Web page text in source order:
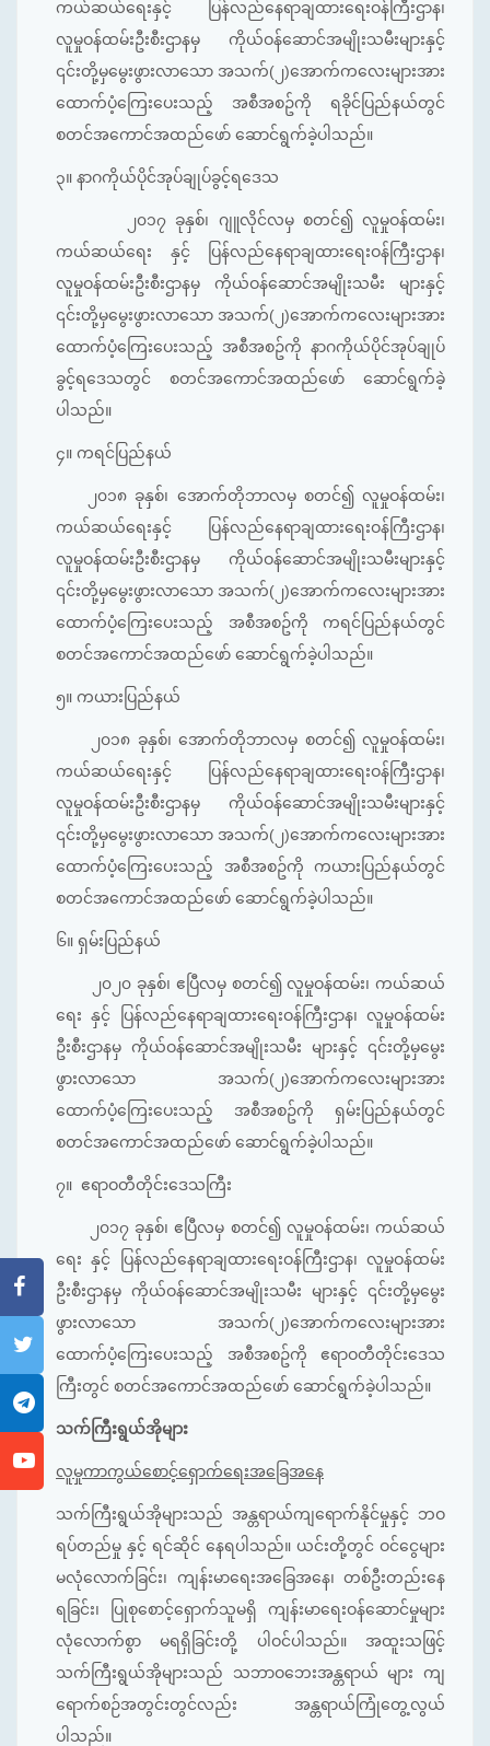
ကယ်ဆယ်ရေးနှင့် ပြန်လည်နေရာချထား‌ရေးဝန်ကြီးဌာန၊
လူမှုဝန်ထမ်းဦးစီးဌာနမှ ကိုယ်ဝန်ဆောင်အမျိုးသမီးများနှင့်
၎င်းတို့မှမွေးဖွားလာသော အသက်(၂)အောက်ကလေးများအား
ထောက်ပံ့ကြေးပေးသည့် အစီအစဥ်ကို ရခိုင်ပြည်နယ်တွင်
စတင်အကောင်အထည်ဖော် ဆောင်ရွက်ခဲ့ပါသည်။
၃။ နာဂကိုယ်ပိုင်အုပ်ချုပ်ခွင့်ရဒေသ
၂၀၁၇ ခုနှစ်၊ ဂျူလိုင်လမှ စတင်၍ လူမှုဝန်ထမ်း၊
ကယ်ဆယ်ရေး နှင့် ပြန်လည်နေရာချထား‌ရေးဝန်ကြီးဌာန၊
လူမှုဝန်ထမ်းဦးစီးဌာနမှ ကိုယ်ဝန်ဆောင်အမျိုးသမီး များနှင့်
၎င်းတို့မှမွေးဖွားလာသော အသက်(၂)အောက်ကလေးများအား
ထောက်ပံ့ကြေးပေးသည့် အစီအစဥ်ကို နာဂကိုယ်ပိုင်အုပ်ချုပ်
ခွင့်ရဒေသတွင် စတင်အကောင်အထည်ဖော် ဆောင်ရွက်ခဲ့
ပါသည်။
၄။ ကရင်ပြည်နယ်
၂၀၁၈ ခုနှစ်၊ အောက်တိုဘာလမှ စတင်၍ လူမှုဝန်ထမ်း၊
ကယ်ဆယ်ရေးနှင့် ပြန်လည်နေရာချထား‌ရေးဝန်ကြီးဌာန၊
လူမှုဝန်ထမ်းဦးစီးဌာနမှ ကိုယ်ဝန်ဆောင်အမျိုးသမီးများနှင့်
၎င်းတို့မှမွေးဖွားလာသော အသက်(၂)အောက်ကလေးများအား
ထောက်ပံ့ကြေးပေးသည့် အစီအစဥ်ကို ကရင်ပြည်နယ်တွင်
စတင်အကောင်အထည်ဖော် ဆောင်ရွက်ခဲ့ပါသည်။
၅။ ကယားပြည်နယ်
၂၀၁၈ ခုနှစ်၊ အောက်တိုဘာလမှ စတင်၍ လူမှုဝန်ထမ်း၊
ကယ်ဆယ်ရေးနှင့် ပြန်လည်နေရာချထား‌ရေးဝန်ကြီးဌာန၊
လူမှုဝန်ထမ်းဦးစီးဌာနမှ ကိုယ်ဝန်ဆောင်အမျိုးသမီးများနှင့်
၎င်းတို့မှမွေးဖွားလာသော အသက်(၂)အောက်ကလေးများအား
ထောက်ပံ့ကြေးပေးသည့် အစီအစဥ်ကို ကယားပြည်နယ်တွင်
စတင်အကောင်အထည်ဖော် ဆောင်ရွက်ခဲ့ပါသည်။
၆။ ရှမ်းပြည်နယ်
၂၀၂၀ ခုနှစ်၊ ဧပြီလမှ စတင်၍ လူမှုဝန်ထမ်း၊ ကယ်ဆယ်
ရေး နှင့် ပြန်လည်နေရာချထား‌ရေးဝန်ကြီးဌာန၊ လူမှုဝန်ထမ်း
ဦးစီးဌာနမှ ကိုယ်ဝန်ဆောင်အမျိုးသမီး များနှင့် ၎င်းတို့မှမွေး
ဖွားလာသော အသက်(၂)အောက်ကလေးများအား
ထောက်ပံ့ကြေးပေးသည့် အစီအစဥ်ကို ရှမ်းပြည်နယ်တွင်
စတင်အကောင်အထည်ဖော် ဆောင်ရွက်ခဲ့ပါသည်။
၇။ ဧရာဝတီတိုင်းဒေသကြီး
၂၀၁၇ ခုနှစ်၊ ဧပြီလမှ စတင်၍ လူမှုဝန်ထမ်း၊ ကယ်ဆယ်
ရေး နှင့် ပြန်လည်နေရာချထား‌ရေးဝန်ကြီးဌာန၊ လူမှုဝန်ထမ်း
ဦးစီးဌာနမှ ကိုယ်ဝန်ဆောင်အမျိုးသမီး များနှင့် ၎င်းတို့မှမွေး
ဖွားလာသော အသက်(၂)အောက်ကလေးများအား
ထောက်ပံ့ကြေးပေးသည့် အစီအစဥ်ကို ဧရာဝတီတိုင်းဒေသ
ကြီးတွင် စတင်အကောင်အထည်ဖော် ဆောင်ရွက်ခဲ့ပါသည်။
သက်ကြီးရွယ်အိုများ
လူမှုကာကွယ်စောင့်ရှောက်ရေးအခြေအနေ
သက်ကြီးရွယ်အိုများသည် အန္တရာယ်ကျရောက်နိုင်မှုနှင့် ဘဝ
ရပ်တည်မှု နှင့် ရင်ဆိုင်‌ နေရပါသည်။ ယင်းတို့တွင် ဝင်ငွေများ
မလုံ‌လောက်ခြင်း၊ ကျန်းမာရေးအခြေအနေ၊ တစ်ဦးတည်းနေ
ရခြင်း၊ ပြုစုစောင့်ရှောက်သူမရှိ ကျန်းမာရေးဝန်ဆောင်မှုများ
လုံလောက်စွာ မရရှိခြင်းတို့ ပါဝင်ပါသည်။ အထူးသဖြင့်
သက်ကြီးရွယ်အိုများသည် သဘာဝဘေးအန္တရာယ် များ ကျ
ရောက်စဉ်အတွင်းတွင်လည်း အန္တရာယ်ကြုံတွေ့လွယ်
ပါသည်။